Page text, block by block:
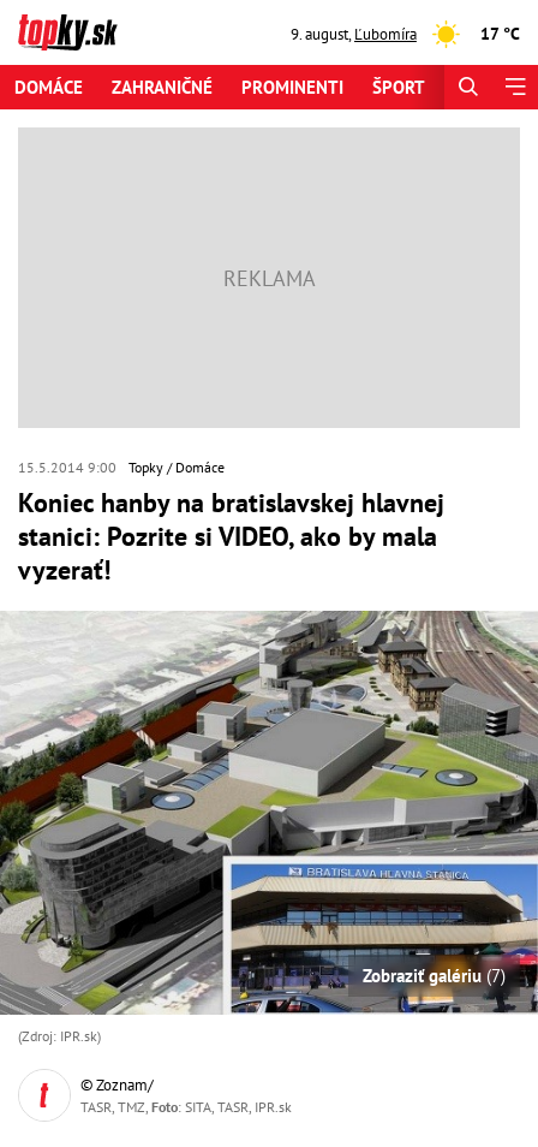
9. august,Ľubomíra 17 °C
DOMÁCE ZAHRANIČNÉ PROMINENTI ŠPORT
15.5.2014 9:00 Topky Domáce
Koniec hanby na bratislavskej hlavnej
stanici: Pozrite si VIDEO, ako by mala
vyzerať!
Zobraziť galériu (7)
(Zdroj: IPR.sk)
© Zoznam/
TASR, TMZ, Foto: SITA, TASR, IPR.sk